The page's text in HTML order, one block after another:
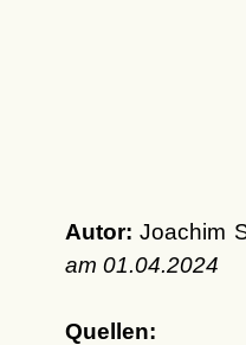
Autor: Joachim
am 01.04.2024
Quellen: